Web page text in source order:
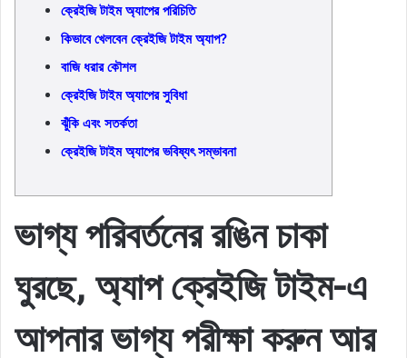
ক্রেইজি টাইম অ্যাপের পরিচিতি
কিভাবে খেলবেন ক্রেইজি টাইম অ্যাপ?
বাজি ধরার কৌশল
ক্রেইজি টাইম অ্যাপের সুবিধা
ঝুঁকি এবং সতর্কতা
ক্রেইজি টাইম অ্যাপের ভবিষ্যৎ সম্ভাবনা
ভাগ্য পরিবর্তনের রঙিন চাকা
ঘুরছে, অ্যাপ ক্রেইজি টাইম-এ
আপনার ভাগ্য পরীক্ষা করুন আর